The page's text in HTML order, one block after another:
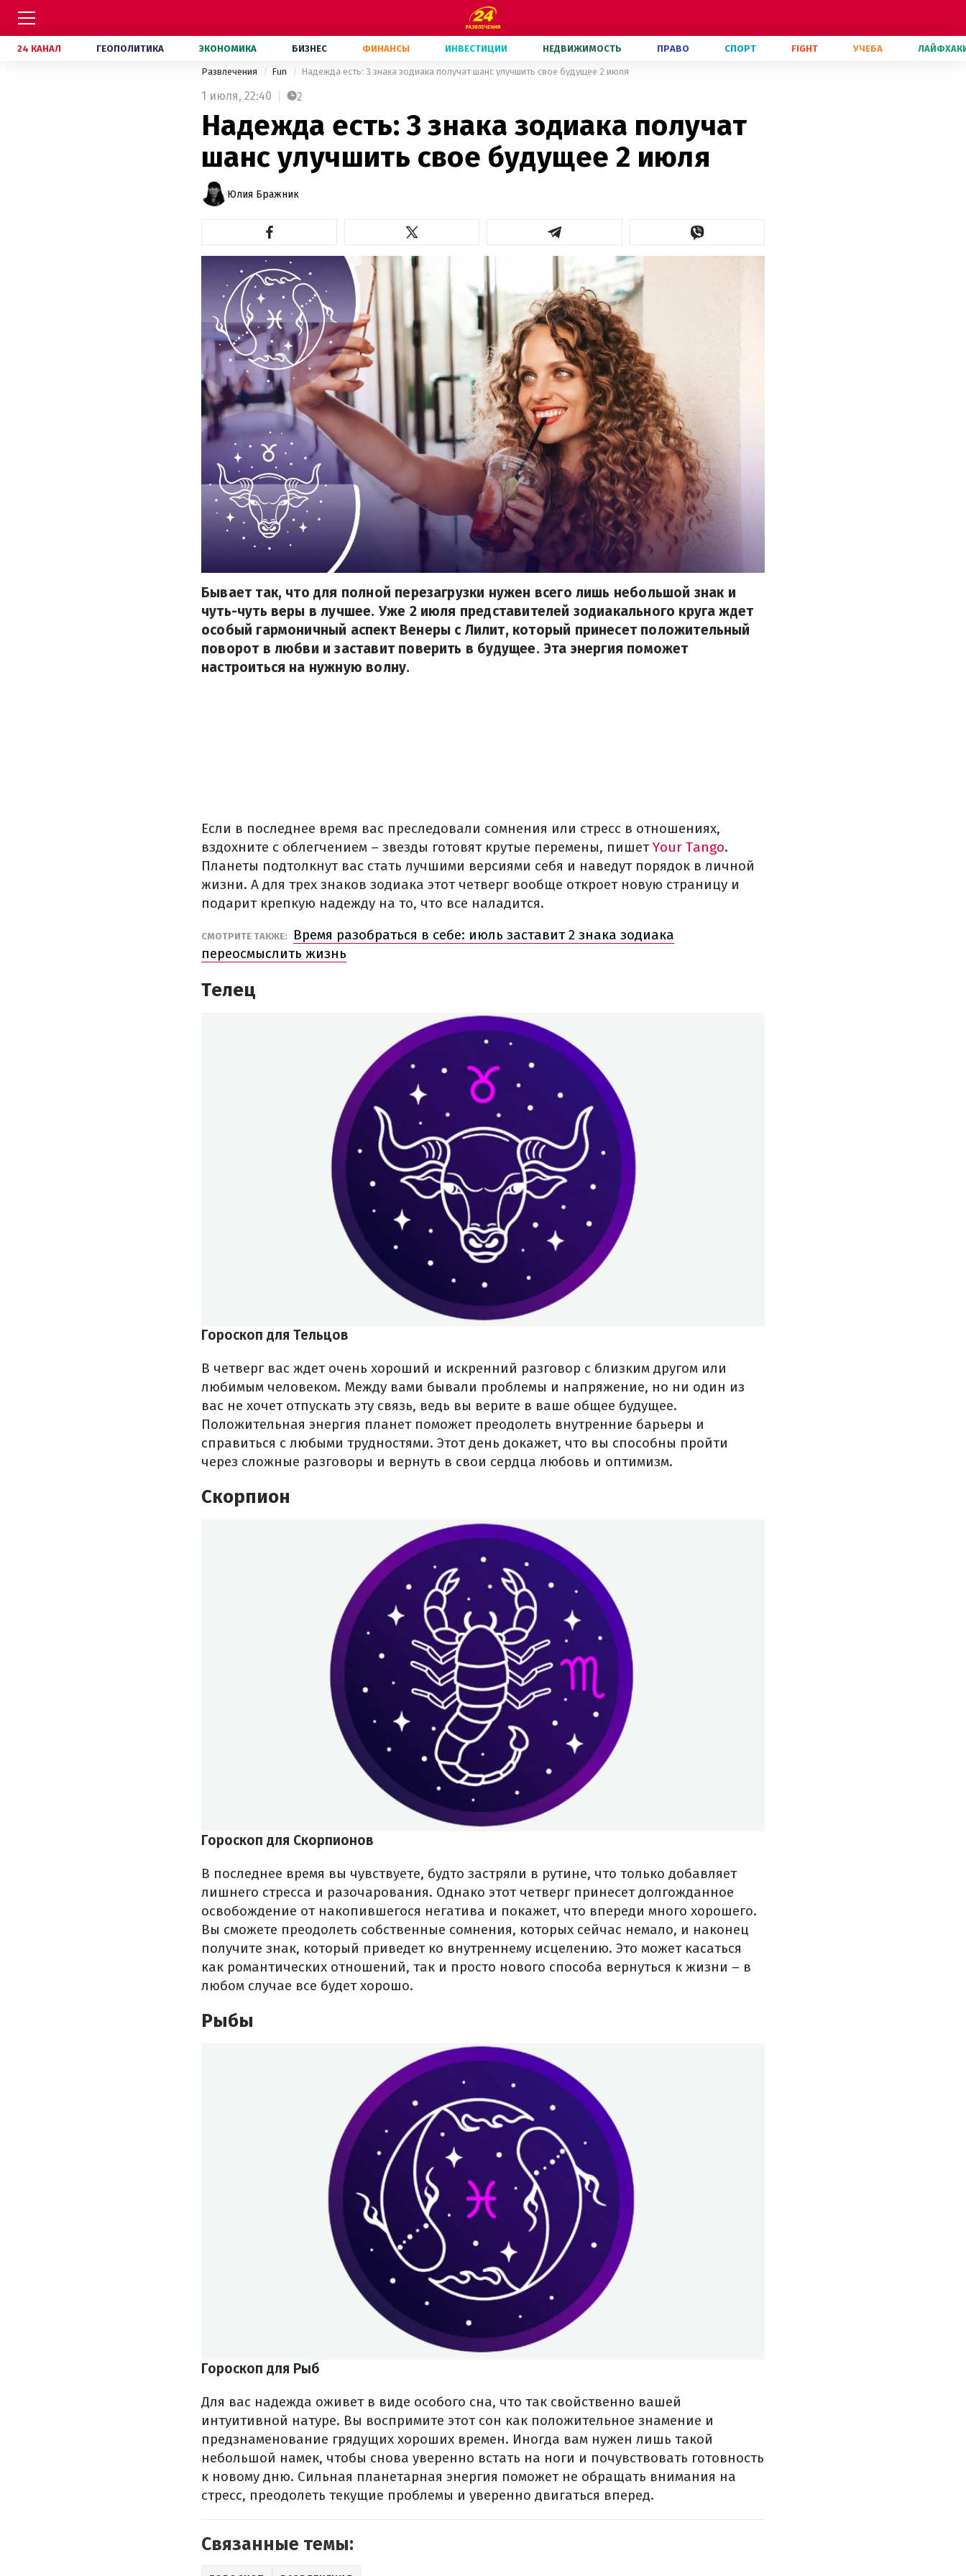
24 КАНАЛ ГЕОПОЛИТИКА ЭКОНОМИКА БИЗНЕС ФИНАНСЫ ИНВЕСТИЦИИ НЕДВИЖИМОСТЬ ПРАВО СПОРТ FIGHT УЧЕБА
Развлечения Fun Надежда есть: 3 знака зодиака получат шанс улучшить свое будущее 2 июля
1 июля, 22:40 2
Надежда есть: 3 знака зодиака получат
шанс улучшить свое будущее 2 июля
Юлия Бражник
Бывает так, что для полной перезагрузки нужен всего лишь небольшой знак и
чуть-чуть веры в лучшее. Уже 2 июля представителей зодиакального круга ждет
особый гармоничный аспект Венеры с Лилит, который принесет положительный
поворот в любви и заставит поверить в будущее. Эта энергия поможет
настроиться на нужную волну.
Если в последнее время вас преследовали сомнения или стресс в отношениях,
вздохните с облегчением – звезды готовят крутые перемены, пишетYour Tango.
Планеты подтолкнут вас стать лучшими версиями себя и наведут порядок в личной
жизни. А для трех знаков зодиака этот четверг вообще откроет новую страницу и
подарит крепкую надежду на то, что все наладится.
СМОТРИТЕ ТАКЖЕ:
Время разобраться в себе: июль заставит 2 знака зодиака
переосмыслить жизнь
Телец
Гороскоп для Тельцов
В четверг вас ждет очень хороший и искренний разговор с близким другом или
любимым человеком. Между вами бывали проблемы и напряжение, но ни один из
вас не хочет отпускать эту связь, ведь вы верите в ваше общее будущее.
Положительная энергия планет поможет преодолеть внутренние барьеры и
справиться с любыми трудностями. Этот день докажет, что вы способны пройти
через сложные разговоры и вернуть в свои сердца любовь и оптимизм.
Скорпион
Гороскоп для Скорпионов
В последнее время вы чувствуете, будто застряли в рутине, что только добавляет
лишнего стресса и разочарования. Однако этот четверг принесет долгожданное
освобождение от накопившегося негатива и покажет, что впереди много хорошего.
Вы сможете преодолеть собственные сомнения, которых сейчас немало, и наконец
получите знак, который приведет ко внутреннему исцелению. Это может касаться
как романтических отношений, так и просто нового способа вернуться к жизни – в
любом случае все будет хорошо.
Рыбы
Гороскоп для Рыб
Для вас надежда оживет в виде особого сна, что так свойственно вашей
интуитивной натуре. Вы воспримите этот сон как положительное знамение и
предзнаменование грядущих хороших времен. Иногда вам нужен лишь такой
небольшой намек, чтобы снова уверенно встать на ноги и почувствовать готовность
к новому дню. Сильная планетарная энергия поможет не обращать внимания на
стресс, преодолеть текущие проблемы и уверенно двигаться вперед.
Связанные темы: